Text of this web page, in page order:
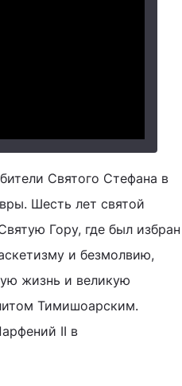
Святого Стефана в
Шесть лет святой
Гору, где был избран
и безмолвию,
жизнь и великую
Тимишоарским.
ΙΙ в